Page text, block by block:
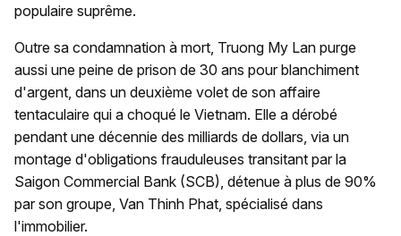
populaire suprême.
Outre sa condamnation à mort, Truong My Lan purge
aussi une peine de prison de 30 ans pour blanchiment
d'argent, dans un deuxième volet de son affaire
tentaculaire qui a choqué le Vietnam. Elle a dérobé
pendant une décennie des milliards de dollars, via un
montage d'obligations frauduleuses transitant par la
Saigon Commercial Bank (SCB), détenue à plus de 90%
par son groupe, Van Thinh Phat, spécialisé dans
l'immobilier.